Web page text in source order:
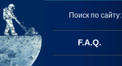
Поиск по сайту:
F.A.Q.